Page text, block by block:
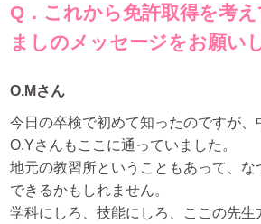
Q．これから免許取得を考
ましのメッセージをお願い
O.Mさん
今日の卒検で初めて知ったのですが、
O.Yさんもここに通っていました。
地元の教習所ということもあって、な
できるかもしれません。
学科にしろ、技能にしろ、ここの先生